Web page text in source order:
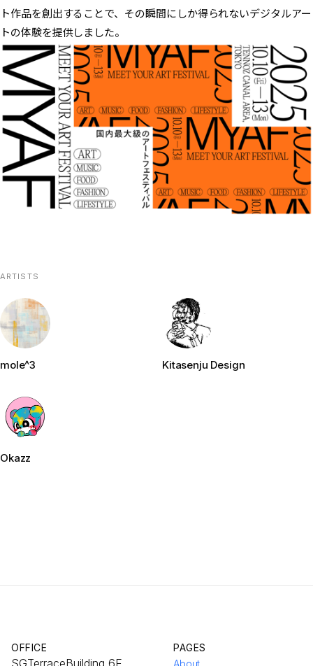
ト作品を創出することで、その瞬間にしか得られないデジタルアー
トの体験を提供しました。
ARTISTS
mole^3 Kitasenju Design
Okazz
OFFICE
SGTerraceBuilding 6F
PAGES
About